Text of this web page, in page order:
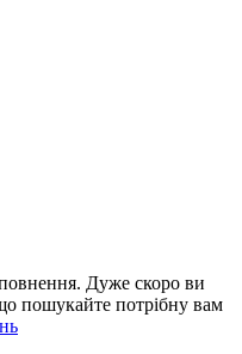
Дуже скоро ви
пошукайте потрібну вам